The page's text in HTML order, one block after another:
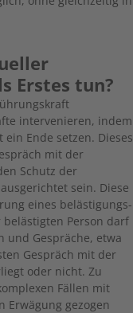
Erstes tun?
intervenieren, indem
Ende setzen. Dieses
mit der
Schutz der
sein. Diese
eines belästigungs-
Person darf
und Gespräche, etwa
Gespräch mit der
oder nicht. Zu
Fällen mit
gezogen